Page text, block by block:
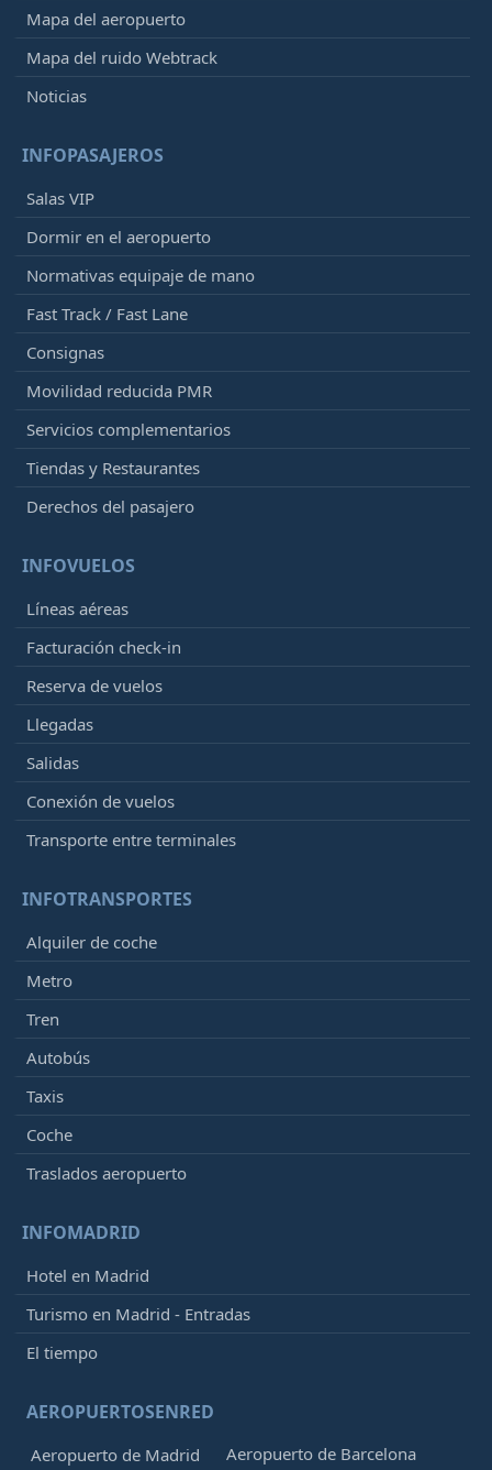
Mapa del aeropuerto
Mapa del ruido Webtrack
Noticias
INFOPASAJEROS
Salas VIP
Dormir en el aeropuerto
Normativas equipaje de mano
Fast Track / Fast Lane
Consignas
Movilidad reducida PMR
Servicios complementarios
Tiendas y Restaurantes
Derechos del pasajero
INFOVUELOS
Líneas aéreas
Facturación check-in
Reserva de vuelos
Llegadas
Salidas
Conexión de vuelos
Transporte entre terminales
INFOTRANSPORTES
Alquiler de coche
Metro
Tren
Autobús
Taxis
Coche
Traslados aeropuerto
INFOMADRID
Hotel en Madrid
Turismo en Madrid - Entradas
El tiempo
AEROPUERTOSENRED
Aeropuerto de Madrid Aeropuerto de Barcelona